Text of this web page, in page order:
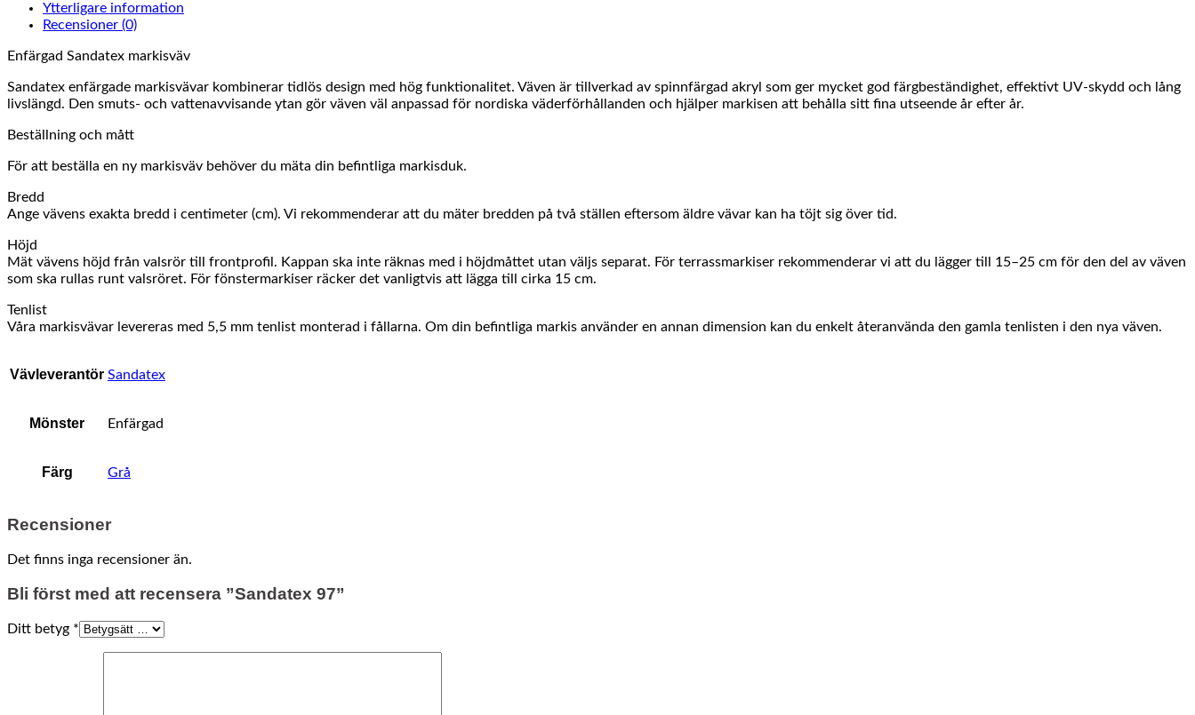
Ytterligare information
Recensioner (0)
Enfärgad Sandatex markisväv
Sandatex enfärgade markisvävar kombinerar tidlös design med hög funktionalitet. Väven är tillverkad av spinnfärgad akryl som ger mycket god färgbeständighet, effektivt UV-skydd och lång
livslängd. Den smuts- och vattenavvisande ytan gör väven väl anpassad för nordiska väderförhållanden och hjälper markisen att behålla sitt fina utseende år efter år.
Beställning och mått
För att beställa en ny markisväv behöver du mäta din befintliga markisduk.
Bredd
Ange vävens exakta bredd i centimeter (cm). Vi rekommenderar att du mäter bredden på två ställen eftersom äldre vävar kan ha töjt sig över tid.
Höjd
Mät vävens höjd från valsrör till frontprofil. Kappan ska inte räknas med i höjdmåttet utan väljs separat. För terrassmarkiser rekommenderar vi att du lägger till 15–25 cm för den del av väven
som ska rullas runt valsröret. För fönstermarkiser räcker det vanligtvis att lägga till cirka 15 cm.
Tenlist
Våra markisvävar levereras med 5,5 mm tenlist monterad i fållarna. Om din befintliga markis använder en annan dimension kan du enkelt återanvända den gamla tenlisten i den nya väven.
Vävleverantör Sandatex
Mönster Enfärgad
Färg Grå
Recensioner
Det finns inga recensioner än.
Bli först med att recensera ”Sandatex 97”
Ditt betyg *